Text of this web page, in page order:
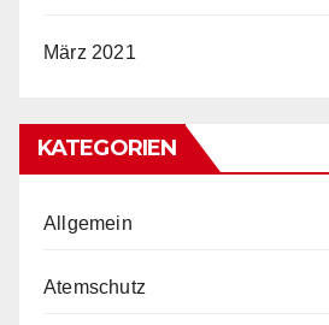
März 2021
KATEGORIEN
Allgemein
Atemschutz